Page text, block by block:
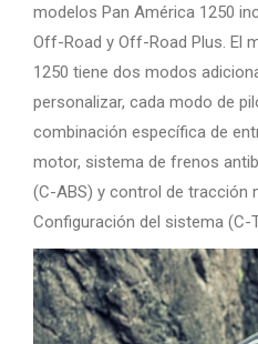
modelos Pan América 1250
Off-Road y Off-Road Plus. El
1250 tiene dos modos
personalizar, cada modo de
combinación específica de
motor, sistema de frenos
(C-ABS) y control de tracción
Configuración del sistema (C-